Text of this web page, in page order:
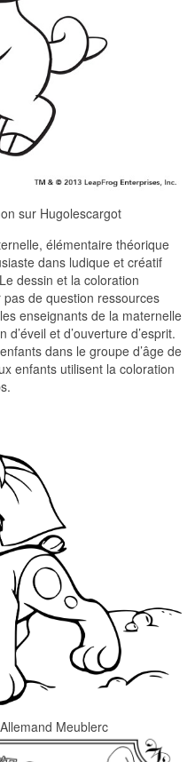
sur Hugolescargot
élémentaire théorique
dans ludique et créatif
dessin et la coloration
de question ressources
enseignants de la maternelle
et d’ouverture d’esprit.
dans le groupe d’âge de
enfants utilisent la coloration
Meublerc